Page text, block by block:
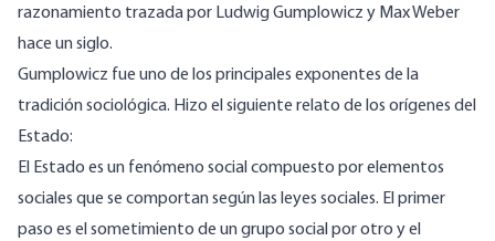
razonamiento trazada por Ludwig Gumplowicz y Max Weber
hace un siglo.
Gumplowicz fue uno de los principales exponentes de la
tradición sociológica. Hizo el siguiente relato de los orígenes del
Estado:
El Estado es un fenómeno social compuesto por elementos
sociales que se comportan según las leyes sociales. El primer
paso es el sometimiento de un grupo social por otro y el